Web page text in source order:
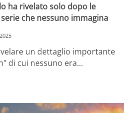
ha rivelato solo dopo le
che nessuno immagina
un dettaglio importante
di cui nessuno era…